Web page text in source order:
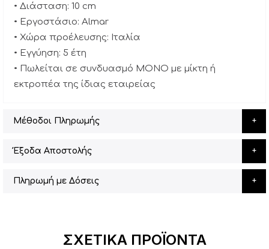
• Διάσταση: 10 cm
• Εργοστάσιο: Almar
• Χώρα προέλευσης: Ιταλία
• Εγγύηση: 5 έτη
• Πωλείται σε συνδυασμό ΜΟΝΟ με μίκτη ή
εκτροπέα της ίδιας εταιρείας
Μέθοδοι Πληρωμής
Έξοδα Αποστολής
Πληρωμή με Δόσεις
ΣΧΕΤΙΚΆ ΠΡΟΪΌΝΤΑ